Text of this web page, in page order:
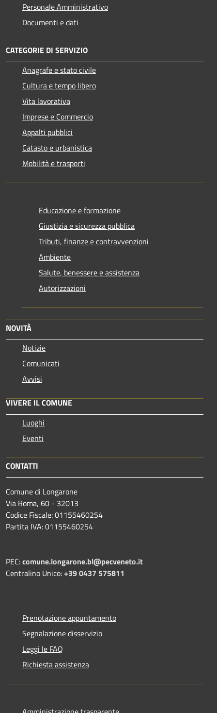
Personale Amministrativo
Documenti e dati
CATEGORIE DI SERVIZIO
Anagrafe e stato civile
Cultura e tempo libero
Vita lavorativa
Imprese e Commercio
Appalti pubblici
Catasto e urbanistica
Mobilità e trasporti
Educazione e formazione
Giustizia e sicurezza pubblica
Tributi, finanze e contravvenzioni
Ambiente
Salute, benessere e assistenza
Autorizzazioni
NOVITÀ
Notizie
Comunicati
Avvisi
VIVERE IL COMUNE
Luoghi
Eventi
CONTATTI
Comune di Longarone
Via Roma, 60 - 32013
Codice Fiscale: 01155460254
Partita IVA: 01155460254
PEC:comune.longarone.bl@pecveneto.it
Centralino Unico:+39 0437 575811
Prenotazione appuntamento
Segnalazione disservizio
Leggi le FAQ
Richiesta assistenza